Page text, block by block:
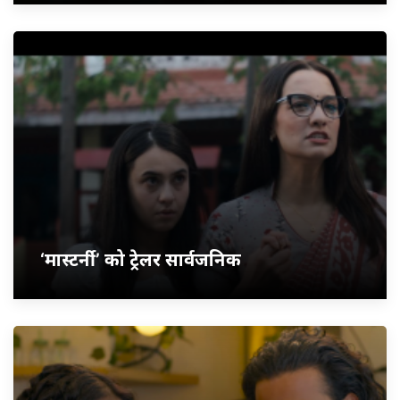
‘मास्टर्नी’ को ट्रेलर सार्वजनिक